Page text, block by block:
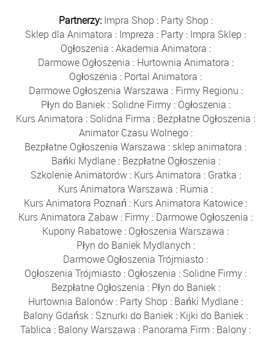
Partnerzy: Impra Shop : Party Shop :
Sklep dla Animatora : Impreza : Party : Impra Sklep :
Ogłoszenia :Akademia Animatora :
Darmowe Ogłoszenia : Hurtownia Animatora :
Ogłoszenia : Portal Animatora :
Darmowe Ogłoszenia Warszawa : Firmy Regionu :
Płyn do Baniek: Solidne Firmy: Ogłoszenia :
Kurs Animatora : Solidna Firma : Bezpłatne Ogłoszenia :
Animator Czasu Wolnego:
Bezpłatne Ogłoszenia Warszawa : sklep animatora :
Bańki Mydlane: Bezpłatne Ogłoszenia :
Szkolenie Animatorów: Kurs Animatora : Gratka :
Kurs Animatora Warszawa : Rumia :
Kurs Animatora Poznań : Kurs Animatora Katowice :
Kurs Animatora Zabaw : Firmy : Darmowe Ogłoszenia :
Kupony Rabatowe : Ogłoszenia Warszawa :
Płyn do Baniek Mydlanych :
Darmowe Ogłoszenia Trójmiasto :
Ogłoszenia Trójmiasto : Ogłoszenia : Solidne Firmy :
Bezpłatne Ogłoszenia : Płyn do Baniek:
Hurtownia Balonów : Party Shop : Bańki Mydlane :
Balony Gdańsk : Sznurki do Baniek : Kijki do Baniek :
Tablica : Balony Warszawa : Panorama Firm : Balony :